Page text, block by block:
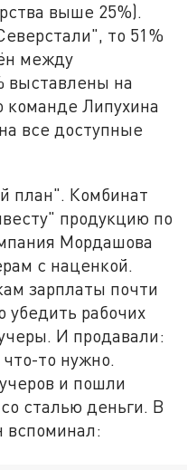
выше 25%).
то 51%
между
выставлены на
команде Липухина
все доступные
план". Комбинат
продукцию по
Мордашова
с наценкой.
зарплаты почти
рабочих
И продавали:
то нужно.
и пошли
сталью деньги. В
вспоминал: